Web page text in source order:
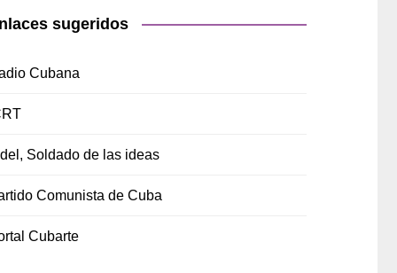
sugeridos
Cubana
Soldado de las ideas
Comunista de Cuba
Cubarte